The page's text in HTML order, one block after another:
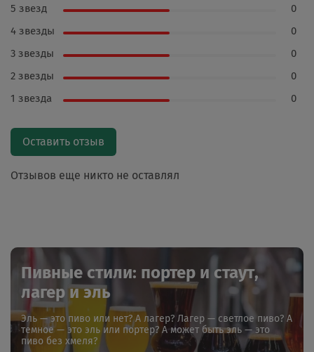
Отзывов еще никто не оставлял
5 звезд
0
4 звезды
0
3 звезды
0
2 звезды
0
1 звезда
0
Оставить отзыв
Пивные стили: портер и стаут,
лагер и эль
Эль — это пиво или нет? А лагер? Лагер — светлое пиво? А
темное — это эль или портер? А может быть эль — это
пиво без хмеля?